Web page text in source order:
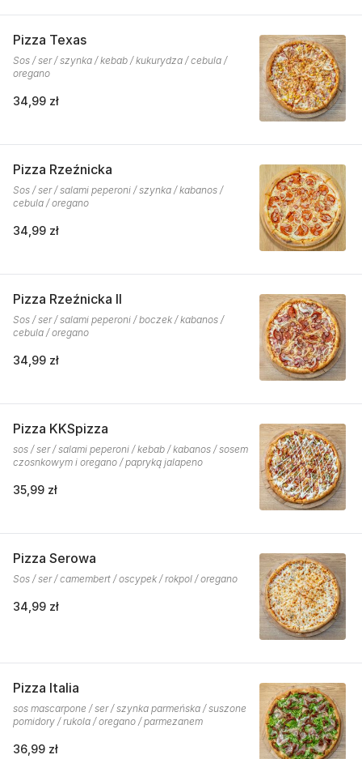
Pizza Texas
Sos / ser / szynka / kebab / kukurydza / cebula /
oregano
34,99 zł
Pizza Rzeźnicka
Sos / ser / salami peperoni / szynka / kabanos /
cebula / oregano
34,99 zł
Pizza Rzeźnicka II
Sos / ser / salami peperoni / boczek / kabanos /
cebula / oregano
34,99 zł
Pizza KKSpizza
sos / ser / salami peperoni / kebab / kabanos / sosem
czosnkowym i oregano / papryką jalapeno
35,99 zł
Pizza Serowa
Sos / ser / camembert / oscypek / rokpol / oregano
34,99 zł
Pizza Italia
sos mascarpone / ser / szynka parmeńska / suszone
pomidory / rukola / oregano / parmezanem
36,99 zł